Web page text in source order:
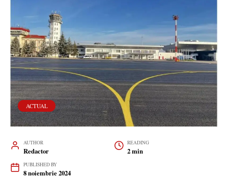
ACTUAL
AUTHOR
Redactor
READING
2 min
PUBLISHED BY
8 noiembrie 2024